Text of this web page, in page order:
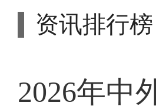
资讯排行榜
2026年中